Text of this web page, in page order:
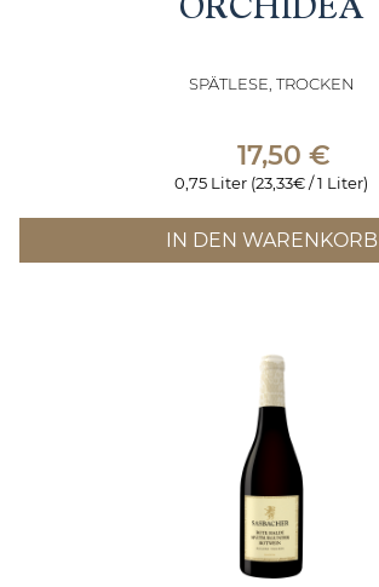
SPÄTLESE, TROCKEN
17,50 €
0,75 Liter (23,33€ / 1 Liter)
IN DEN WARENKORB